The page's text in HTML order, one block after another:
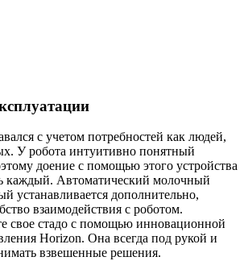
с учетом потребностей как людей,
У робота интуитивно понятный
доение с помощью этого устройства
каждый. Автоматический молочный
устанавливается дополнительно,
взаимодействия с роботом.
свое стадо с помощью инновационной
Horizon. Она всегда под рукой и
взвешенные решения.